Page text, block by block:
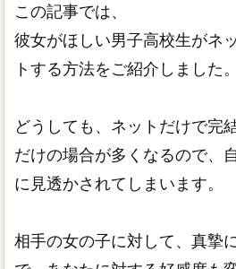
この記事では、
彼女がほしい男子高校生がネ
トする方法をご紹介しました。
どうしても、ネットだけで完
だけの場合が多くなるので、
に見透かされてしまいます。
相手の女の子に対して、真摯